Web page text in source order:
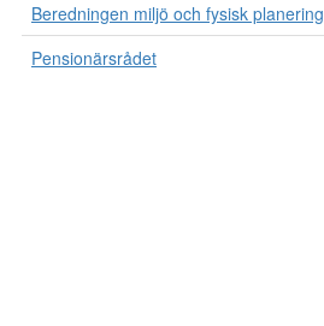
Beredningen miljö och fysisk planering
Pensionärsrådet